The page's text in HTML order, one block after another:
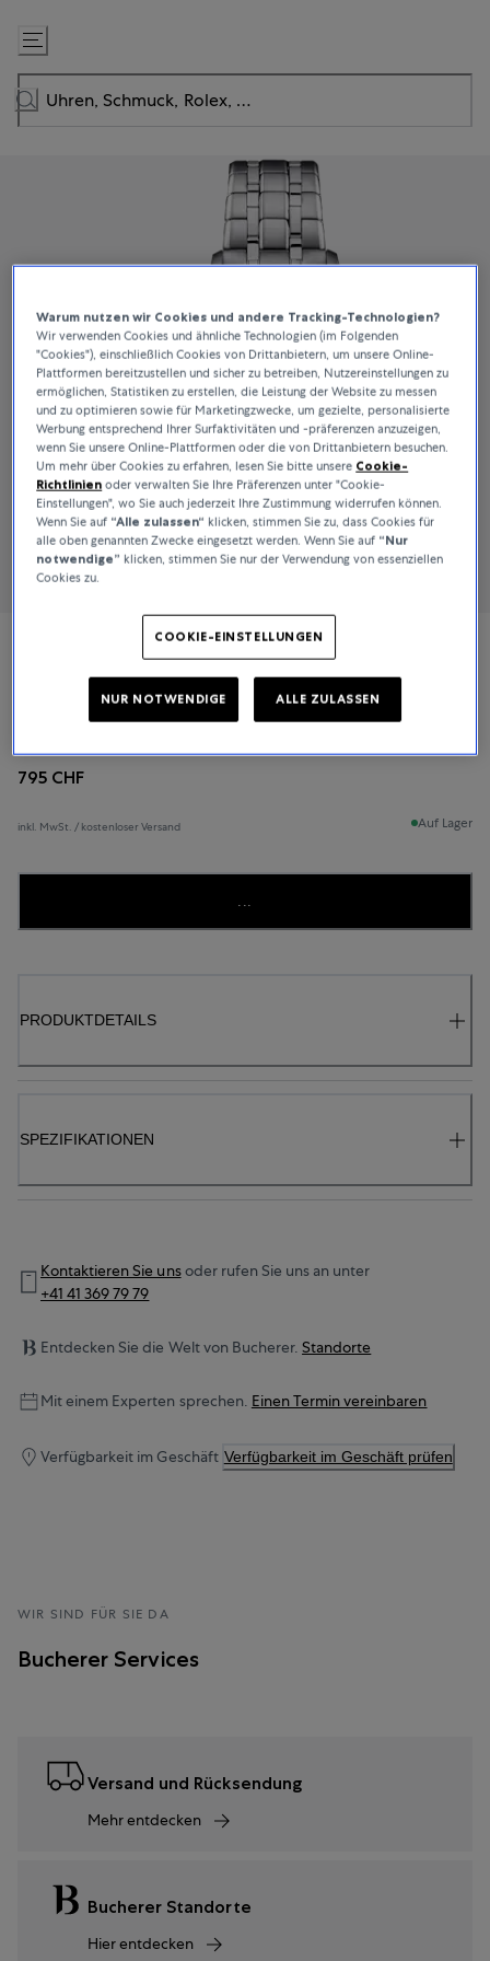
Zum
Inhalt
springen
CHEMIN DES TOURELLES POWERMATIC 80 34MM
795 CHF
inkl. MwSt. / kostenloser Versand Auf Lager
...
PRODUKTDETAILS
SPEZIFIKATIONEN
Kontaktieren Sie unsoder rufen Sie uns an unter
+41 41 369 79 79
Entdecken Sie die Welt von Bucherer. Standorte
Mit einem Experten sprechen. Einen Termin vereinbaren
Verfügbarkeit im Geschäft Verfügbarkeit im Geschäft prüfen
WIR SIND FÜR SIE DA
Bucherer Services
Versand und Rücksendung
Mehr entdecken
Bucherer Standorte
Hier entdecken
Warum nutzen wir Cookies und andere Tracking-Technologien?
Wir verwenden Cookies und ähnliche Technologien (im Folgenden
"Cookies"), einschließlich Cookies von Drittanbietern, um unsere Online-
Plattformen bereitzustellen und sicher zu betreiben, Nutzereinstellungen zu
ermöglichen, Statistiken zu erstellen, die Leistung der Website zu messen
und zu optimieren sowie für Marketingzwecke, um gezielte, personalisierte
Werbung entsprechend Ihrer Surfaktivitäten und -präferenzen anzuzeigen,
wenn Sie unsere Online-Plattformen oder die von Drittanbietern besuchen.
Um mehr über Cookies zu erfahren, lesen Sie bitte unsere Cookie-
Richtlinien oder verwalten Sie Ihre Präferenzen unter "Cookie-
Einstellungen", wo Sie auch jederzeit Ihre Zustimmung widerrufen können.
Wenn Sie auf “Alle zulassen“ klicken, stimmen Sie zu, dass Cookies für
alle oben genannten Zwecke eingesetzt werden. Wenn Sie auf “Nur
notwendige” klicken, stimmen Sie nur der Verwendung von essenziellen
Cookies zu.
COOKIE-EINSTELLUNGEN
NUR NOTWENDIGE ALLE ZULASSEN